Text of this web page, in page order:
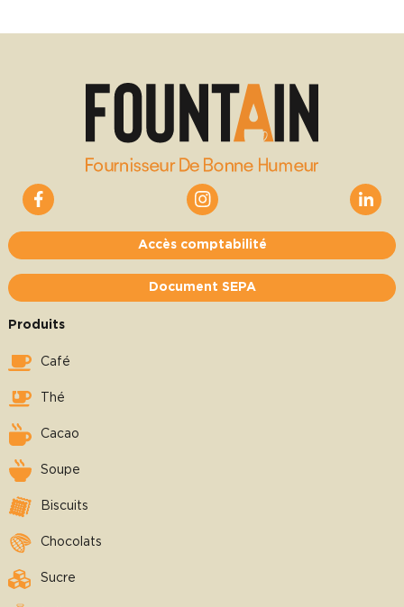
Accès comptabilité
Document SEPA
Produits
Café
Thé
Cacao
Soupe
Biscuits
Chocolats
Sucre